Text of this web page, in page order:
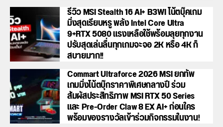
รีวิว MSI Stealth 16 AI+ B3WI โน้ตบุ๊คเกม
มิ่งสุดเรียบหรู พลัง Intel Core Ultra
9+RTX 5080 แรงเหลือใช้พร้อมลุยทุกงาน
ปรับสุดเล่นลื่นทุกเกมจะจอ 2K หรือ 4K ก็
สบายมาก!!
Commart Ultraforce 2026 MSI ยกทัพ
เกมมิ่งโน้ตบุ๊กราคาพิเศษกลางปี ร่วม
สัมผัสประสิทธิภาพ MSI RTX 50 Series
และ Pre-Order Claw 8 EX AI+ ก่อนใคร
พร้อมของรางวัลเข้าร่วมกิจกรรมในงาน!